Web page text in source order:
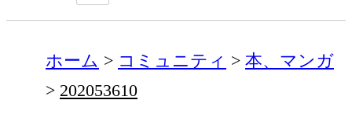
ホーム コミュニティ
本、マンガ
202053610